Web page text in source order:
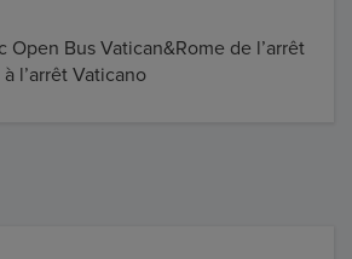
Open Bus Vatican&Rome de l’arrêt
l’arrêt Vaticano